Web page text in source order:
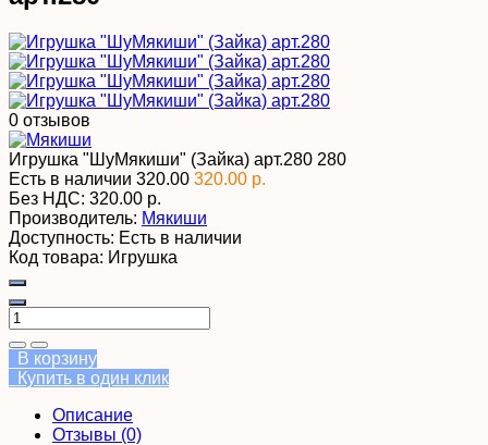
0 отзывов
Игрушка "ШуМякиши" (Зайка) арт.280 280
Есть в наличии 320.00 320.00 р.
Без НДС: 320.00 р.
Производитель: Мякиши
Доступность: Есть в наличии
Код товара: Игрушка
В корзину
Купить в один клик
Описание
Отзывы (0)